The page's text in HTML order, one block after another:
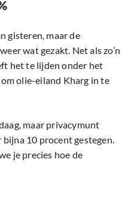
gisteren, maar de
wat gezakt. Net als zo’n
het te lijden onder het
olie-eiland Kharg in te
maar privacymunt
10 procent gestegen.
je precies hoe de